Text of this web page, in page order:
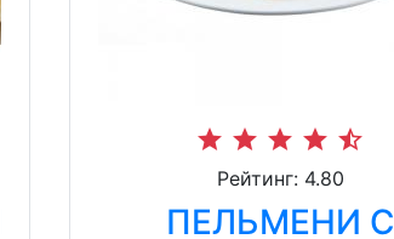
star star star star star_half
Рейтинг: 4.80
ПЕЛЬМЕНИ С